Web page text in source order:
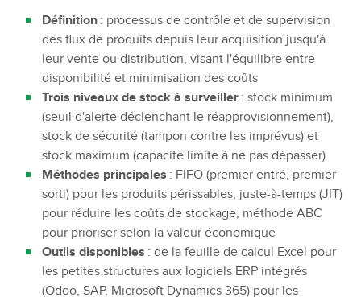
Définition : processus de contrôle et de supervision
des flux de produits depuis leur acquisition jusqu'à
leur vente ou distribution, visant l'équilibre entre
disponibilité et minimisation des coûts
Trois niveaux de stock à surveiller : stock minimum
(seuil d'alerte déclenchant le réapprovisionnement),
stock de sécurité (tampon contre les imprévus) et
stock maximum (capacité limite à ne pas dépasser)
Méthodes principales : FIFO (premier entré, premier
sorti) pour les produits périssables, juste-à-temps (JIT)
pour réduire les coûts de stockage, méthode ABC
pour prioriser selon la valeur économique
Outils disponibles : de la feuille de calcul Excel pour
les petites structures aux logiciels ERP intégrés
(Odoo, SAP, Microsoft Dynamics 365) pour les